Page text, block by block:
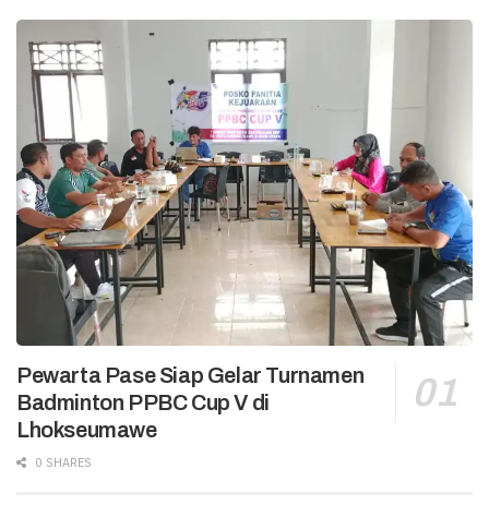
Pewarta Pase Siap Gelar Turnamen
Badminton PPBC Cup V di
Lhokseumawe
0 SHARES